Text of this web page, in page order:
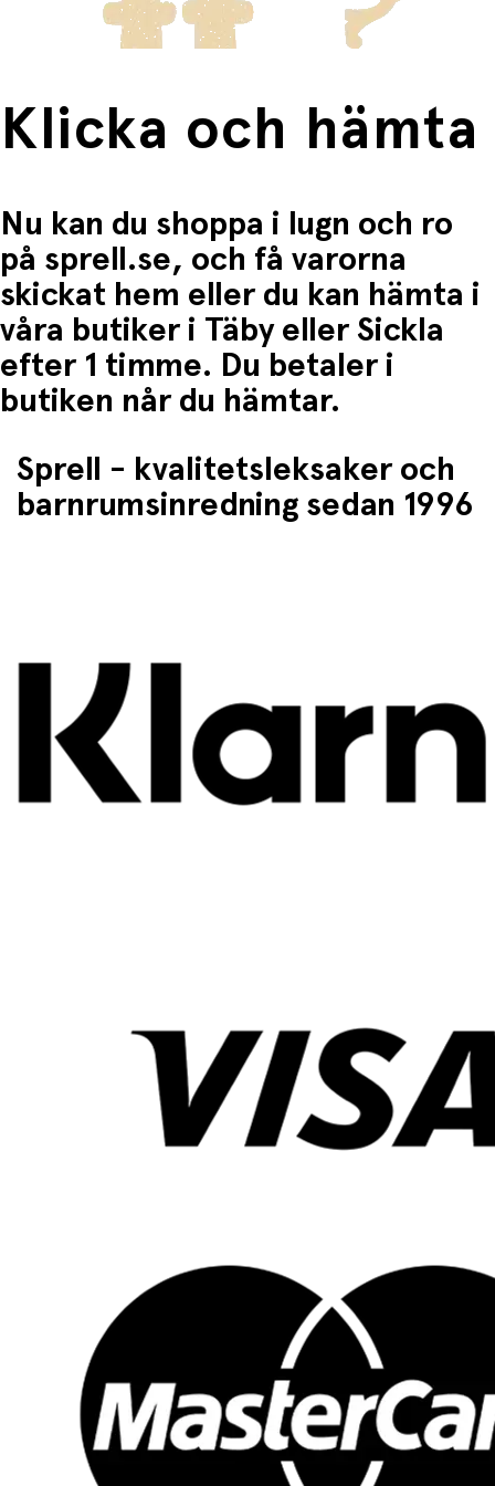
Klicka och hämta
Nu kan du shoppa i lugn och ro
på sprell.se, och få varorna
skickat hem eller du kan hämta i
våra butiker i Täby eller Sickla
efter 1 timme. Du betaler i
butiken når du hämtar.
Sprell - kvalitetsleksaker och
barnrumsinredning sedan 1996